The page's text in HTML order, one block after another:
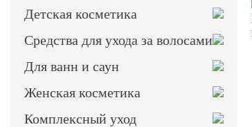
Детская косметика
Средства для ухода за волосами
Для ванн и саун
Женская косметика
Комплексный уход